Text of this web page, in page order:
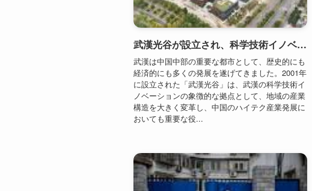
ノベーションの象徴的な拠点として、地域の産業
構造を大きく変革し、中国のハイテク産業発展に
おいても重要な役...
武漢市民が黄鶴楼に戻り、都市が活気を取り戻す（2020年）